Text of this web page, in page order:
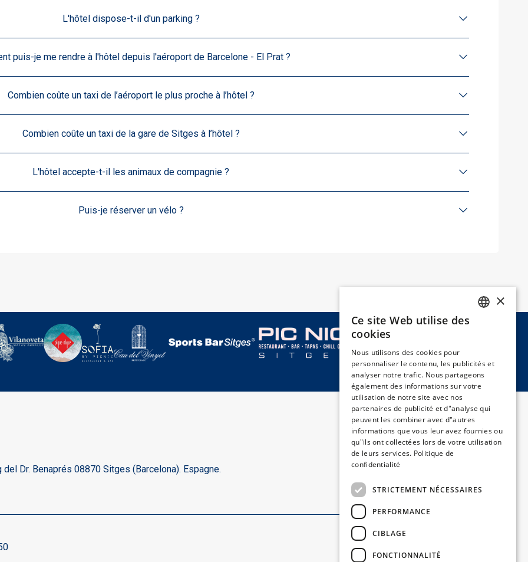
L'hôtel dispose-t-il d'un parking ?
puis-je me rendre à l'hôtel depuis l'aéroport de Barcelone - El Prat ?
Combien coûte un taxi de l’aéroport le plus proche à l’hôtel ?
Combien coûte un taxi de la gare de Sitges à l’hôtel ?
L'hôtel accepte-t-il les animaux de compagnie ?
Puis-je réserver un vélo ?
Dr. Benaprés 08870 Sitges (Barcelona). Espagne.
CATALAN
GERMAN
FRENCH
×
Ce site Web utilise des
cookies
Nous utilisons des cookies pour
personnaliser le contenu, les publicités et
analyser notre trafic. Nous partageons
également des informations sur votre
utilisation de notre site avec nos
partenaires de publicité et d"analyse qui
peuvent les combiner avec d"autres
informations que vous leur avez fournies ou
qu"ils ont collectées lors de votre utilisation
de leurs services. Politique de
confidentialité
STRICTEMENT NÉCESSAIRES
PERFORMANCE
CIBLAGE
FONCTIONNALITÉ